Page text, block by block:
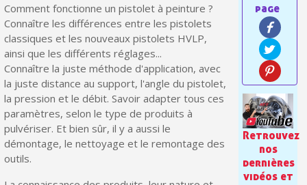
Livraison sous 24 h en France Métropolitaine
Retour produits sous 14 jours
Réduction de 5€ sur la première commande
10€ de bon d'achat pour chaque parrainage
Inscription à la newsletter : 5€ de réduction
Comment fonctionne un pistolet à peinture ?
Connaître les différences entre les pistolets
classiques et les nouveaux pistolets HVLP,
ainsi que les différents réglages...
Connaître la juste méthode d'application, avec
la juste distance au support, l'angle du pistolet,
la pression et le débit. Savoir adapter tous ces
paramètres, selon le type de produits à
pulvériser. Et bien sûr, il y a aussi le
démontage, le nettoyage et le remontage des
outils.
Retrouvez
nos
dernières
vidéos et